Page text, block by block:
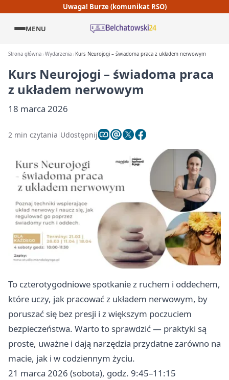
Uwaga! Burze (komunikat RSO)
MENU
Strona główna Wydarzenia Kurs Neurojogi – świadoma praca z układem nerwowym
Kurs Neurojogi – świadoma praca
z układem nerwowym
18 marca 2026
2 min czytania Udostępnij
To czterotygodniowe spotkanie z ruchem i oddechem,
które uczy, jak pracować z układem nerwowym, by
poruszać się bez presji i z większym poczuciem
bezpieczeństwa. Warto to sprawdzić — praktyki są
proste, uważne i dają narzędzia przydatne zarówno na
macie, jak i w codziennym życiu.
21 marca 2026 (sobota), godz. 9:45–11:15